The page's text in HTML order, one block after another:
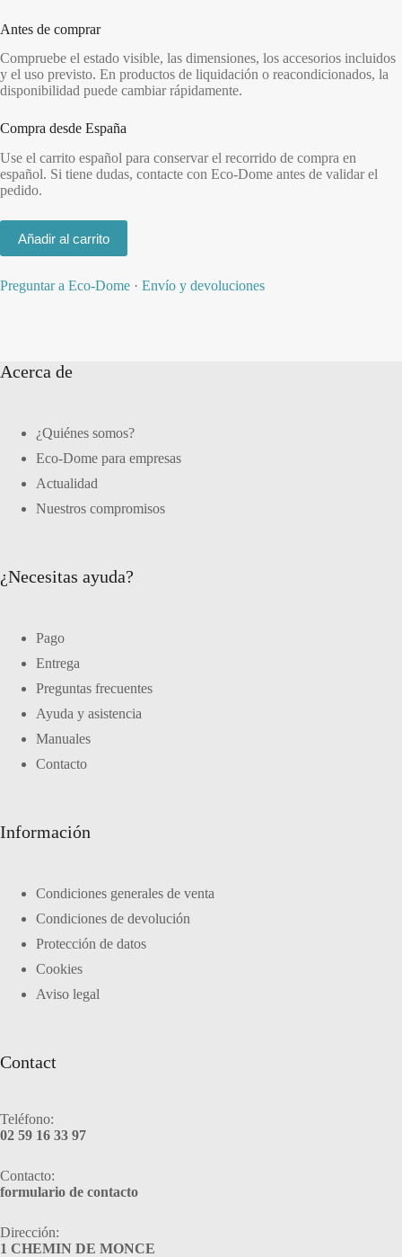
Antes de comprar
Compruebe el estado visible, las dimensiones, los accesorios incluidos
y el uso previsto. En productos de liquidación o reacondicionados, la
disponibilidad puede cambiar rápidamente.
Compra desde España
Use el carrito español para conservar el recorrido de compra en
español. Si tiene dudas, contacte con Eco-Dome antes de validar el
pedido.
Añadir al carrito
Preguntar a Eco-Dome · Envío y devoluciones
Acerca de
¿Quiénes somos?
Eco-Dome para empresas
Actualidad
Nuestros compromisos
¿Necesitas ayuda?
Pago
Entrega
Preguntas frecuentes
Ayuda y asistencia
Manuales
Contacto
Información
Condiciones generales de venta
Condiciones de devolución
Protección de datos
Cookies
Aviso legal
Contact
Teléfono:
02 59 16 33 97
Contacto:
formulario de contacto
Dirección:
1 CHEMIN DE MONCE